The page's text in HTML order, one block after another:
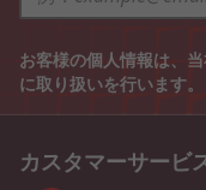
お客様の個人情報は、
に取り扱いを行います。
カスタマーサービ